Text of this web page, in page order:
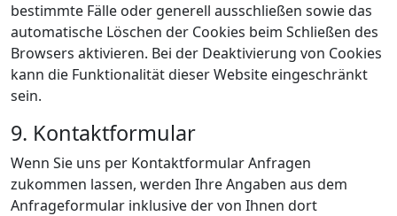
bestimmte Fälle oder generell ausschließen sowie das
automatische Löschen der Cookies beim Schließen des
Browsers aktivieren. Bei der Deaktivierung von Cookies
kann die Funktionalität dieser Website eingeschränkt
sein.
9. Kontaktformular
Wenn Sie uns per Kontaktformular Anfragen
zukommen lassen, werden Ihre Angaben aus dem
Anfrageformular inklusive der von Ihnen dort